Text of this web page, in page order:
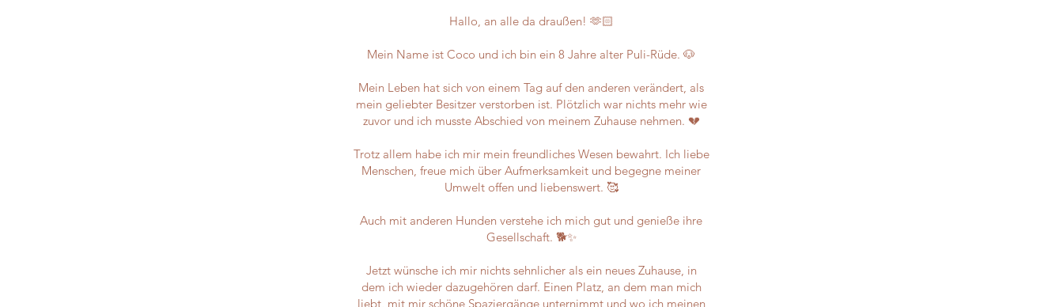
Hallo, an alle da draußen! 🫶🏻
Mein Name ist Coco und ich bin ein 8 Jahre alter Puli-Rüde. 🐶
Mein Leben hat sich von einem Tag auf den anderen verändert, als
mein geliebter Besitzer verstorben ist. Plötzlich war nichts mehr wie
zuvor und ich musste Abschied von meinem Zuhause nehmen. 💔
Trotz allem habe ich mir mein freundliches Wesen bewahrt. Ich liebe
Menschen, freue mich über Aufmerksamkeit und begegne meiner
Umwelt offen und liebenswert. 🥰
Auch mit anderen Hunden verstehe ich mich gut und genieße ihre
Gesellschaft. 🐕✨
Jetzt wünsche ich mir nichts sehnlicher als ein neues Zuhause, in
dem ich wieder dazugehören darf. Einen Platz, an dem man mich
liebt, mit mir schöne Spaziergänge unternimmt und wo ich meinen